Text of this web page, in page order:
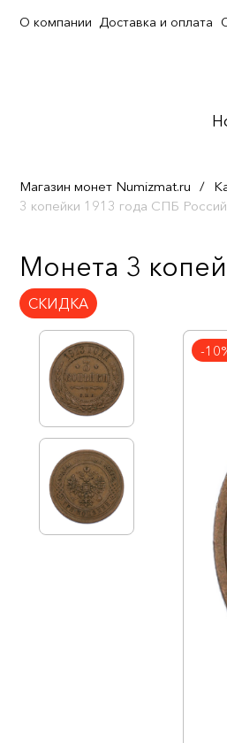
О компании Доставка и оплата
Магазин монет Numizmat.ru /
3 копейки 1913 года СПБ
Монета 3
СКИДКА
-